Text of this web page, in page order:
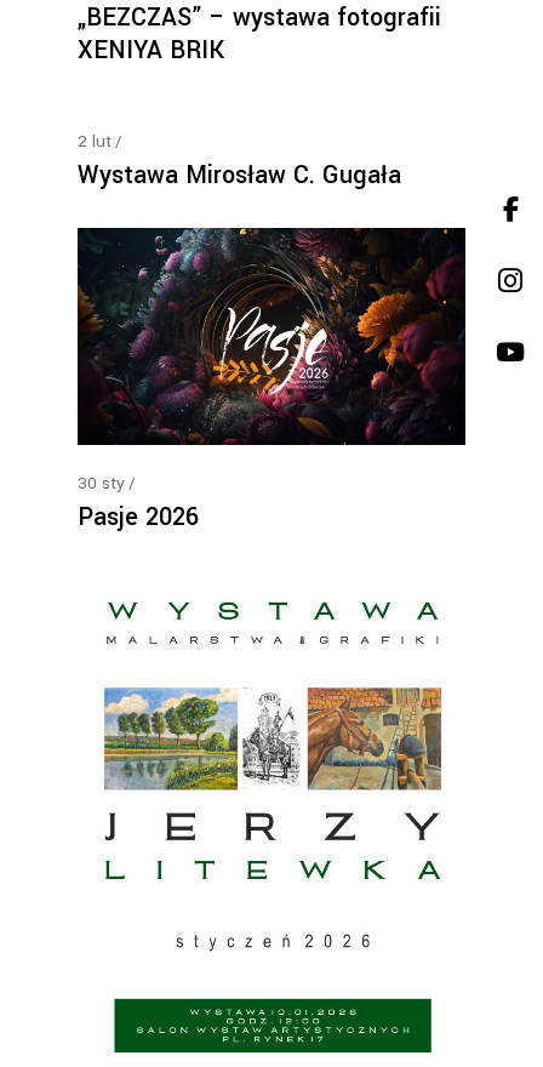
„BEZCZAS” – wystawa fotografii
XENIYA BRIK
2 lut
Wystawa Mirosław C. Gugała
30 sty
Pasje 2026